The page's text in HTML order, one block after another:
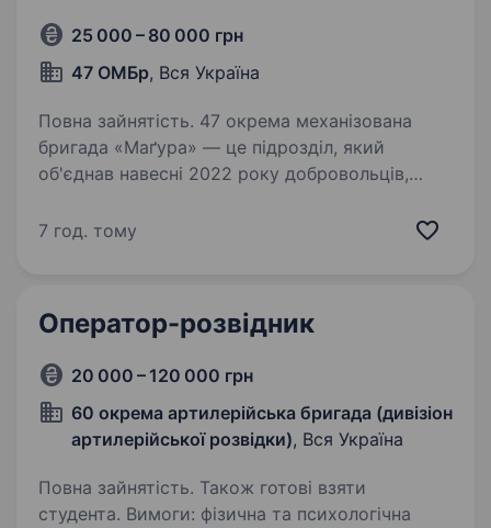
25 000 – 80 000 грн
47 ОМБр, Вся Україна
Повна зайнятість. 47 окрема механізована
бригада «Маґура» — це підрозділ, який
об'єднав навесні 2022 року добровольців,
прийшов на нашу землю. З того часу
7 год. тому
Оператор-розвідник
20 000 – 120 000 грн
60 окрема артилерійська бригада (дивізіон
артилерійської розвідки), Вся Україна
Повна зайнятість. Також готові взяти
студента. Вимоги: фізична та психологічна